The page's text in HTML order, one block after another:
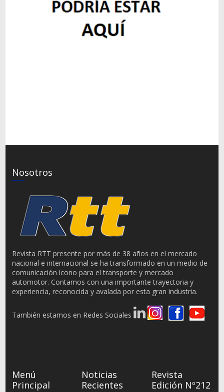
Nosotros
Revista RTT presente por más de 38 años en el mercado
nacional e internacional se ha transformado en un medio de
comunicación ícono para el transporte y mercado
automotor. Contamos con una importante trayectoria y
experiencia, reconocida y avalada por esta gran industria.
También estamos en Redes Sociales
Menú
Principal
Noticias
Recientes
Revista
Edición Nº212